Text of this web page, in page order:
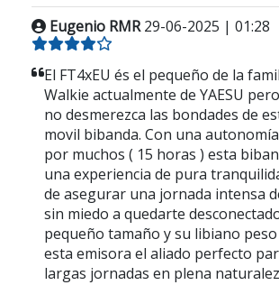
Eugenio RMR 29-06-2025 | 01:28
El FT4xEU és el pequeño de la
Walkie actualmente de YAESU
no desmerezca las bondades de
movil bibanda. Con una
por muchos ( 15 horas ) esta
una experiencia de pura
de asegurar una jornada intensa
sin miedo a quedarte
pequeño tamaño y su libiano peso
esta emisora el aliado perfecto
largas jornadas en plena